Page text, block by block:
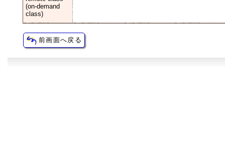
(on-demand
class)